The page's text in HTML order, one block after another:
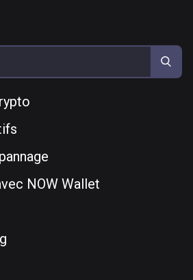
NOW Wallet